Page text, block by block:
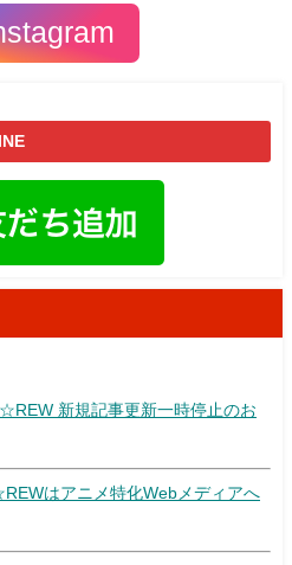
新規記事更新一時停止のお
はアニメ特化Webメディアへ